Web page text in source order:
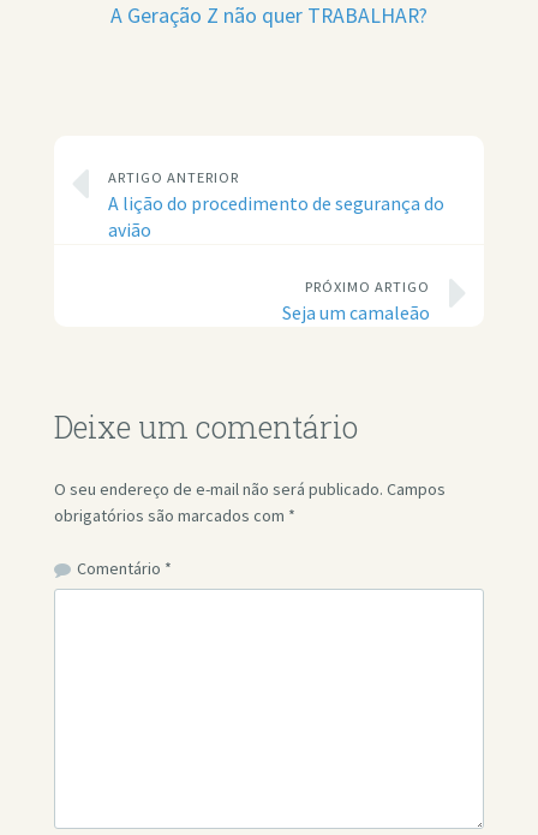
A Geração Z não quer TRABALHAR?
ARTIGO ANTERIOR
A lição do procedimento de segurança do
avião
PRÓXIMO ARTIGO
Seja um camaleão
Deixe um comentário
O seu endereço de e-mail não será publicado. Campos
obrigatórios são marcados com *
Comentário *